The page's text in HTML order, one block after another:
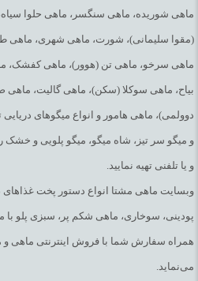
ماهی شوریده، ماهی سنگسر، ماهی حلوا
(مقوا سلیمانی)، شورت، ماهی شهری، ماهی
ماهی سرخو، ماهی تن (هوور)، ماهی کفشک،
بیاح، ماهی سوکلا (سکن)، ماهی گالیت، ماهی
دوولمی)، ماهی هامور و انواع میگوهای
و میگو سر تیز، شاه میگو، میگو پلویی و خشک
و یا تلفنی تهیه نمایید.
وبسایت ماهی مشتا انواع دستور پخت غذاهای
پودینی، سوخاری، ماهی شکم پر، سبزی پلو با
همراه سفارش شما با فروش اینترنتی ماهی و
می‌نماید.